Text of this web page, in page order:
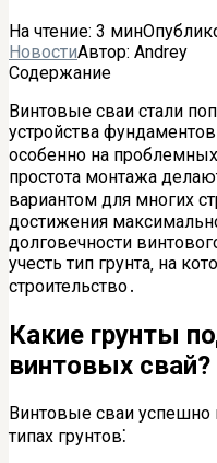
На чтение: 3 мин
НовостиАвтор: Andrey
Содержание
Винтовые сваи стали
устройства
особенно на
простота монтажа
вариантом для многих
достижения
долговечности
учесть тип грунта‚ на
строительство․
Какие грунты
винтовых свай?
Винтовые сваи
типах грунтов⁚